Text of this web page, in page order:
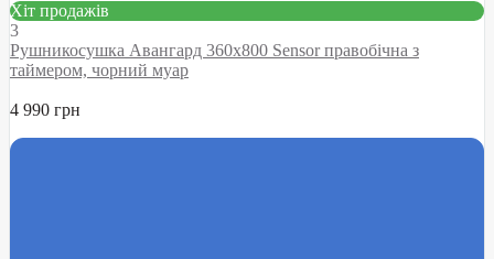
Хіт продажів
3
Рушникосушка Авангард 360х800 Sensor правобічна з
таймером, чорний муар
4 990 грн